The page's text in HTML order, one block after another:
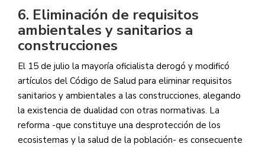
6. Eliminación de requisitos
ambientales y sanitarios a
construcciones
El 15 de julio la mayoría oficialista derogó y modificó
artículos del Código de Salud para eliminar requisitos
sanitarios y ambientales a las construcciones, alegando
la existencia de dualidad con otras normativas. La
reforma -que constituye una desprotección de los
ecosistemas y la salud de la población- es consecuente